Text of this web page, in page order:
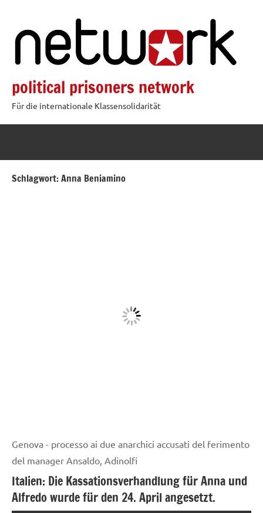
springen
political prisoners network
Für die internationale Klassensolidarität
Schlagwort:Anna Beniamino
Genova - processo ai due anarchici accusati del ferimento
del manager Ansaldo, Adinolfi
Italien: Die Kassationsverhandlung für Anna und
Alfredo wurde für den 24. April angesetzt.